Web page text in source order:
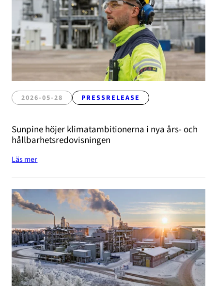
2026-05-28 PRESSRELEASE
Sunpine höjer klimatambitionerna i nya års- och
hållbarhetsredovisningen
Läs mer